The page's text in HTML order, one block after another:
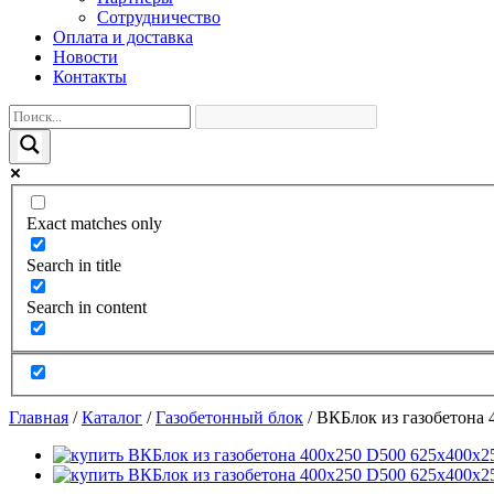
Сотрудничество
Оплата и доставка
Новости
Контакты
Exact matches only
Search in title
Search in content
Главная /Каталог /Газобетонный блок /ВКБлок из газобетона